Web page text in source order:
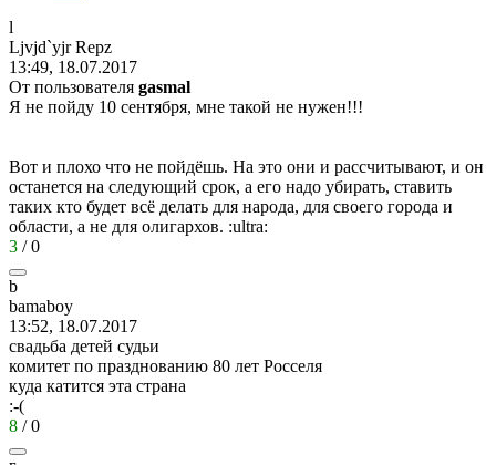
l
Ljvjd`yjr Repz
13:49, 18.07.2017
От пользователя gasmal
Я не пойду 10 сентября, мне такой не нужен!!!
Вот и плохо что не пойдёшь. На это они и рассчитывают, и он
останется на следующий срок, а его надо убирать, ставить
таких кто будет всё делать для народа, для своего города и
области, а не для олигархов. :ultra:
3 /0
b
bamaboy
13:52, 18.07.2017
свадьба детей судьи
комитет по празднованию 80 лет Росселя
куда катится эта страна
:-(
8 /0